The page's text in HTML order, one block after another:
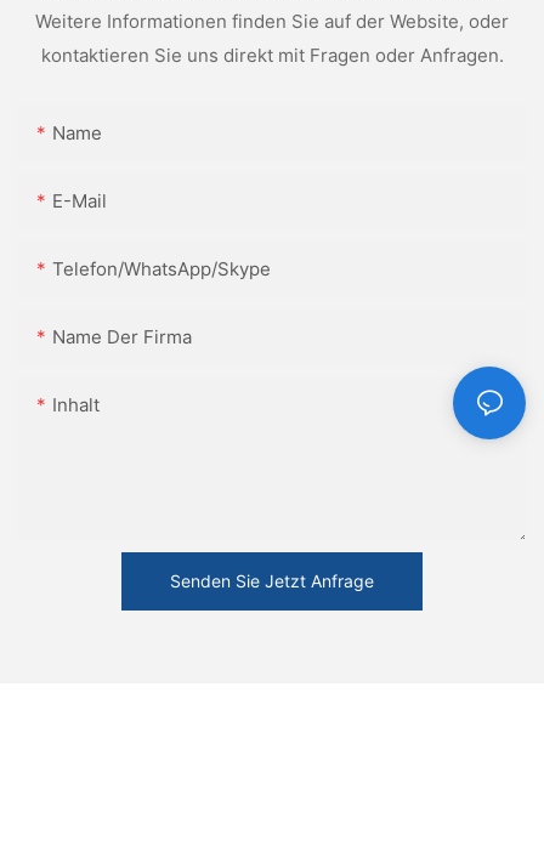
Weitere Informationen finden Sie auf der Website, oder
kontaktieren Sie uns direkt mit Fragen oder Anfragen.
Name
E-Mail
Telefon/WhatsApp/Skype
Name Der Firma
Inhalt
Senden Sie Jetzt Anfrage